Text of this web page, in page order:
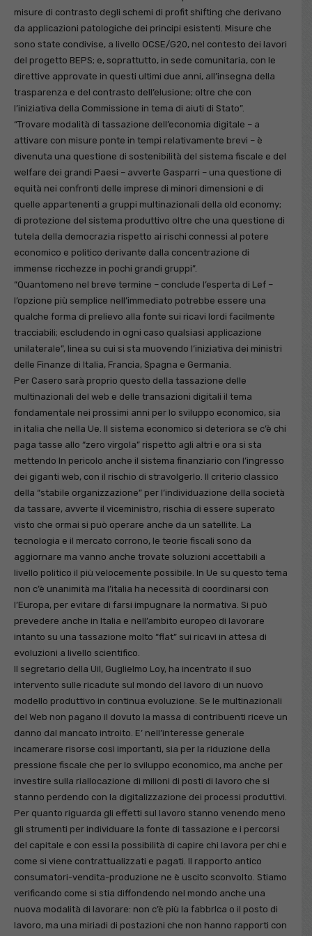
misure di contrasto degli schemi di profit shifting che derivano
da applicazioni patologiche dei principi esistenti. Misure che
sono state condivise, a livello OCSE/G20, nel contesto dei lavori
del progetto BEPS; e, soprattutto, in sede comunitaria, con le
direttive approvate in questi ultimi due anni, all’insegna della
trasparenza e del contrasto dell’elusione; oltre che con
l’iniziativa della Commissione in tema di aiuti di Stato”.
“Trovare modalità di tassazione dell’economia digitale – a
attivare con misure ponte in tempi relativamente brevi – è
divenuta una questione di sostenibilità del sistema fiscale e del
welfare dei grandi Paesi – avverte Gasparri – una questione di
equità nei confronti delle imprese di minori dimensioni e di
quelle appartenenti a gruppi multinazionali della old economy;
di protezione del sistema produttivo oltre che una questione di
tutela della democrazia rispetto ai rischi connessi al potere
economico e politico derivante dalla concentrazione di
immense ricchezze in pochi grandi gruppi”.
“Quantomeno nel breve termine – conclude l’esperta di Lef –
l’opzione più semplice nell’immediato potrebbe essere una
qualche forma di prelievo alla fonte sui ricavi lordi facilmente
tracciabili; escludendo in ogni caso qualsiasi applicazione
unilaterale”, linea su cui si sta muovendo l’iniziativa dei ministri
delle Finanze di Italia, Francia, Spagna e Germania.
Per Casero sarà proprio questo della tassazione delle
multinazionali del web e delle transazioni digitali il tema
fondamentale nei prossimi anni per lo sviluppo economico, sia
in italia che nella Ue. Il sistema economico si deteriora se c’è chi
paga tasse allo “zero virgola” rispetto agli altri e ora si sta
mettendo In pericolo anche il sistema finanziario con l’ingresso
dei giganti web, con il rischio di stravolgerlo. Il criterio classico
della “stabile organizzazione” per l’individuazione della società
da tassare, avverte il viceministro, rischia di essere superato
visto che ormai si può operare anche da un satellite. La
tecnologia e il mercato corrono, le teorie fiscali sono da
aggiornare ma vanno anche trovate soluzioni accettabili a
livello politico il più velocemente possibile. In Ue su questo tema
non c’è unanimità ma l’italia ha necessità di coordinarsi con
l’Europa, per evitare di farsi impugnare la normativa. Si può
prevedere anche in Italia e nell’ambito europeo di lavorare
intanto su una tassazione molto “flat” sui ricavi in attesa di
evoluzioni a livello scientifico.
Il segretario della Uil, Guglielmo Loy, ha incentrato il suo
intervento sulle ricadute sul mondo del lavoro di un nuovo
modello produttivo in continua evoluzione. Se le multinazionali
del Web non pagano il dovuto la massa di contribuenti riceve un
danno dal mancato introito. E’ nell’interesse generale
incamerare risorse così importanti, sia per la riduzione della
pressione fiscale che per lo sviluppo economico, ma anche per
investire sulla riallocazione di milioni di posti di lavoro che si
stanno perdendo con la digitalizzazione dei processi produttivi.
Per quanto riguarda gli effetti sul lavoro stanno venendo meno
gli strumenti per individuare la fonte di tassazione e i percorsi
del capitale e con essi la possibilità di capire chi lavora per chi e
come si viene contrattualizzati e pagati. Il rapporto antico
consumatori-vendita-produzione ne è uscito sconvolto. Stiamo
verificando come si stia diffondendo nel mondo anche una
nuova modalità di lavorare: non c’è più la fabbrIca o il posto di
lavoro, ma una miriadi di postazioni che non hanno rapporti con